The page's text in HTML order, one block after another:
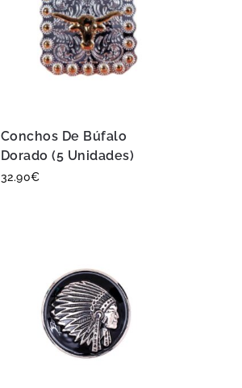
Conchos De Búfalo
Dorado (5 Unidades)
32.90€